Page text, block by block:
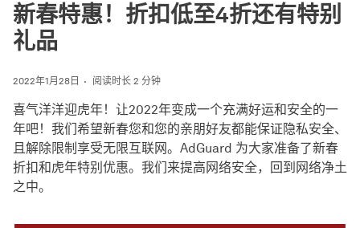
新春特惠！折扣低至4折还有特别
礼品
2022年1月28日 阅读时长 2 分钟
喜气洋洋迎虎年！让2022年变成一个充满好运和安全的一
年吧！我们希望新春您和您的亲朋好友都能保证隐私安全、
且解除限制享受无限互联网。AdGuard 为大家准备了新春
折扣和虎年特别优惠。我们来提高网络安全，回到网络净土
之中。